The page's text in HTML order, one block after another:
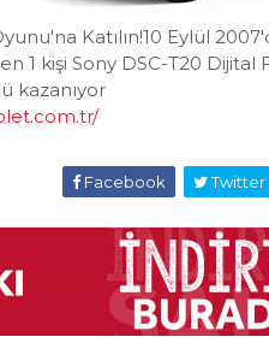
Katılın!10 Eylül
1 kişi Sony DSC-T20 Dijital
kazanıyor
Facebook Twitter